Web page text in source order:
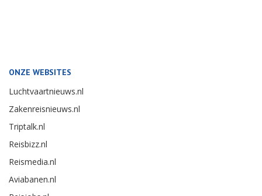
ONZE WEBSITES
Luchtvaartnieuws.nl
Zakenreisnieuws.nl
Triptalk.nl
Reisbizz.nl
Reismedia.nl
Aviabanen.nl